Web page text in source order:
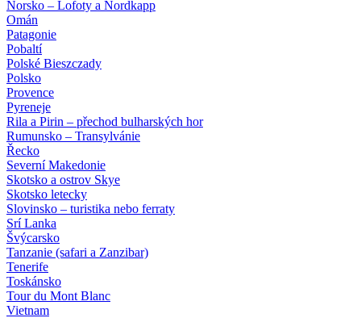
Norsko – Lofoty a Nordkapp
Omán
Patagonie
Pobaltí
Polské Bieszczady
Polsko
Provence
Pyreneje
Rila a Pirin – přechod bulharských hor
Rumunsko – Transylvánie
Řecko
Severní Makedonie
Skotsko a ostrov Skye
Skotsko letecky
Slovinsko – turistika nebo ferraty
Srí Lanka
Švýcarsko
Tanzanie (safari a Zanzibar)
Tenerife
Toskánsko
Tour du Mont Blanc
Vietnam